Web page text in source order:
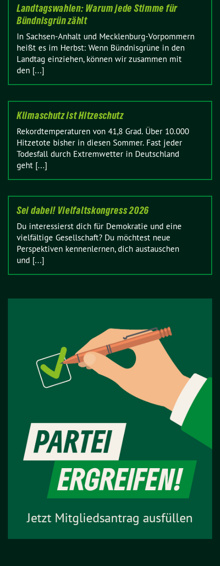
Landtagswahlen: Warum jede Stimme für
Bündnisgrün zählt
In Sachsen-Anhalt und Mecklenburg-Vorpommern
heißt es im Herbst: Wenn Bündnisgrüne in den
Landtag einziehen, können wir zusammen mit
den [...]
Klimaschutz ist Hitzeschutz
Rekordtemperaturen von 41,8 Grad. Über 10.000
Hitzetote bisher in diesen Sommer. Fast jeder
Todesfall durch Extremwetter in Deutschland
geht [...]
Sei dabei! Vielfaltskongress 2026
Du interessierst dich für Demokratie und eine
vielfältige Gesellschaft? Du möchtest neue
Perspektiven kennenlernen, dich austauschen
und [...]